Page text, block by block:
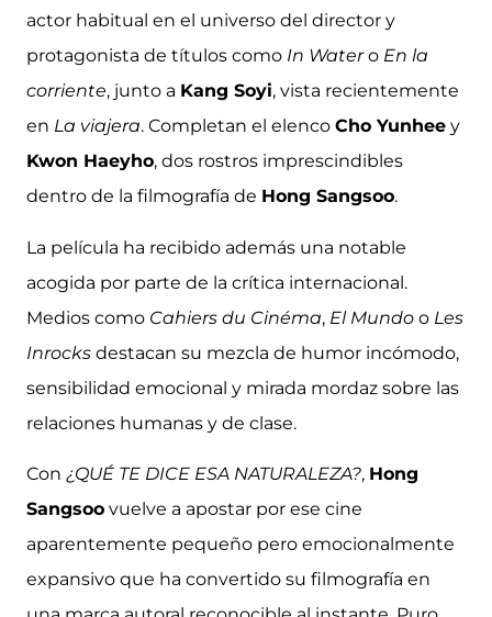
actor habitual en el universo del director y
protagonista de títulos como In Watero En la
corriente, junto a Kang Soyi, vista recientemente
en La viajera. Completan el elenco Cho Yunhee y
Kwon Haeyho, dos rostros imprescindibles
dentro de la filmografía de Hong Sangsoo.
La película ha recibido además una notable
acogida por parte de la crítica internacional.
Medios como Cahiers du Cinéma, El Mundo o Les
Inrocks destacan su mezcla de humor incómodo,
sensibilidad emocional y mirada mordaz sobre las
relaciones humanas y de clase.
Con ¿QUÉ TE DICE ESA NATURALEZA?, Hong
Sangsoo vuelve a apostar por ese cine
aparentemente pequeño pero emocionalmente
expansivo que ha convertido su filmografía en